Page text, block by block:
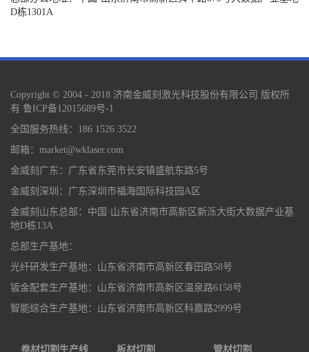
D栋1301A
Copyright © 2004 - 2018 济南金威刻激光科技股份有限公司 版权所
有 鲁ICP备12015689号-1
全国服务热线：186 1526 3522
邮箱：market@wklaser.com
金威刻广东：广东省东莞市长安镇盛航东路5号
金威刻深圳：广东深圳市福海国际科技园A区
金威刻山东总部：中国·山东省济南市高新区新泺大街大数据产业基
地D栋13A
总部生产基地：
光纤研发生产基地：山东省济南市高新区春田路58号
钣金配套生产基地：山东省济南市高新区温泉路6158号
智能综合生产基地：山东省济南市高新区科嘉路2999号
卷材切割生产线 板材切割 管材切割